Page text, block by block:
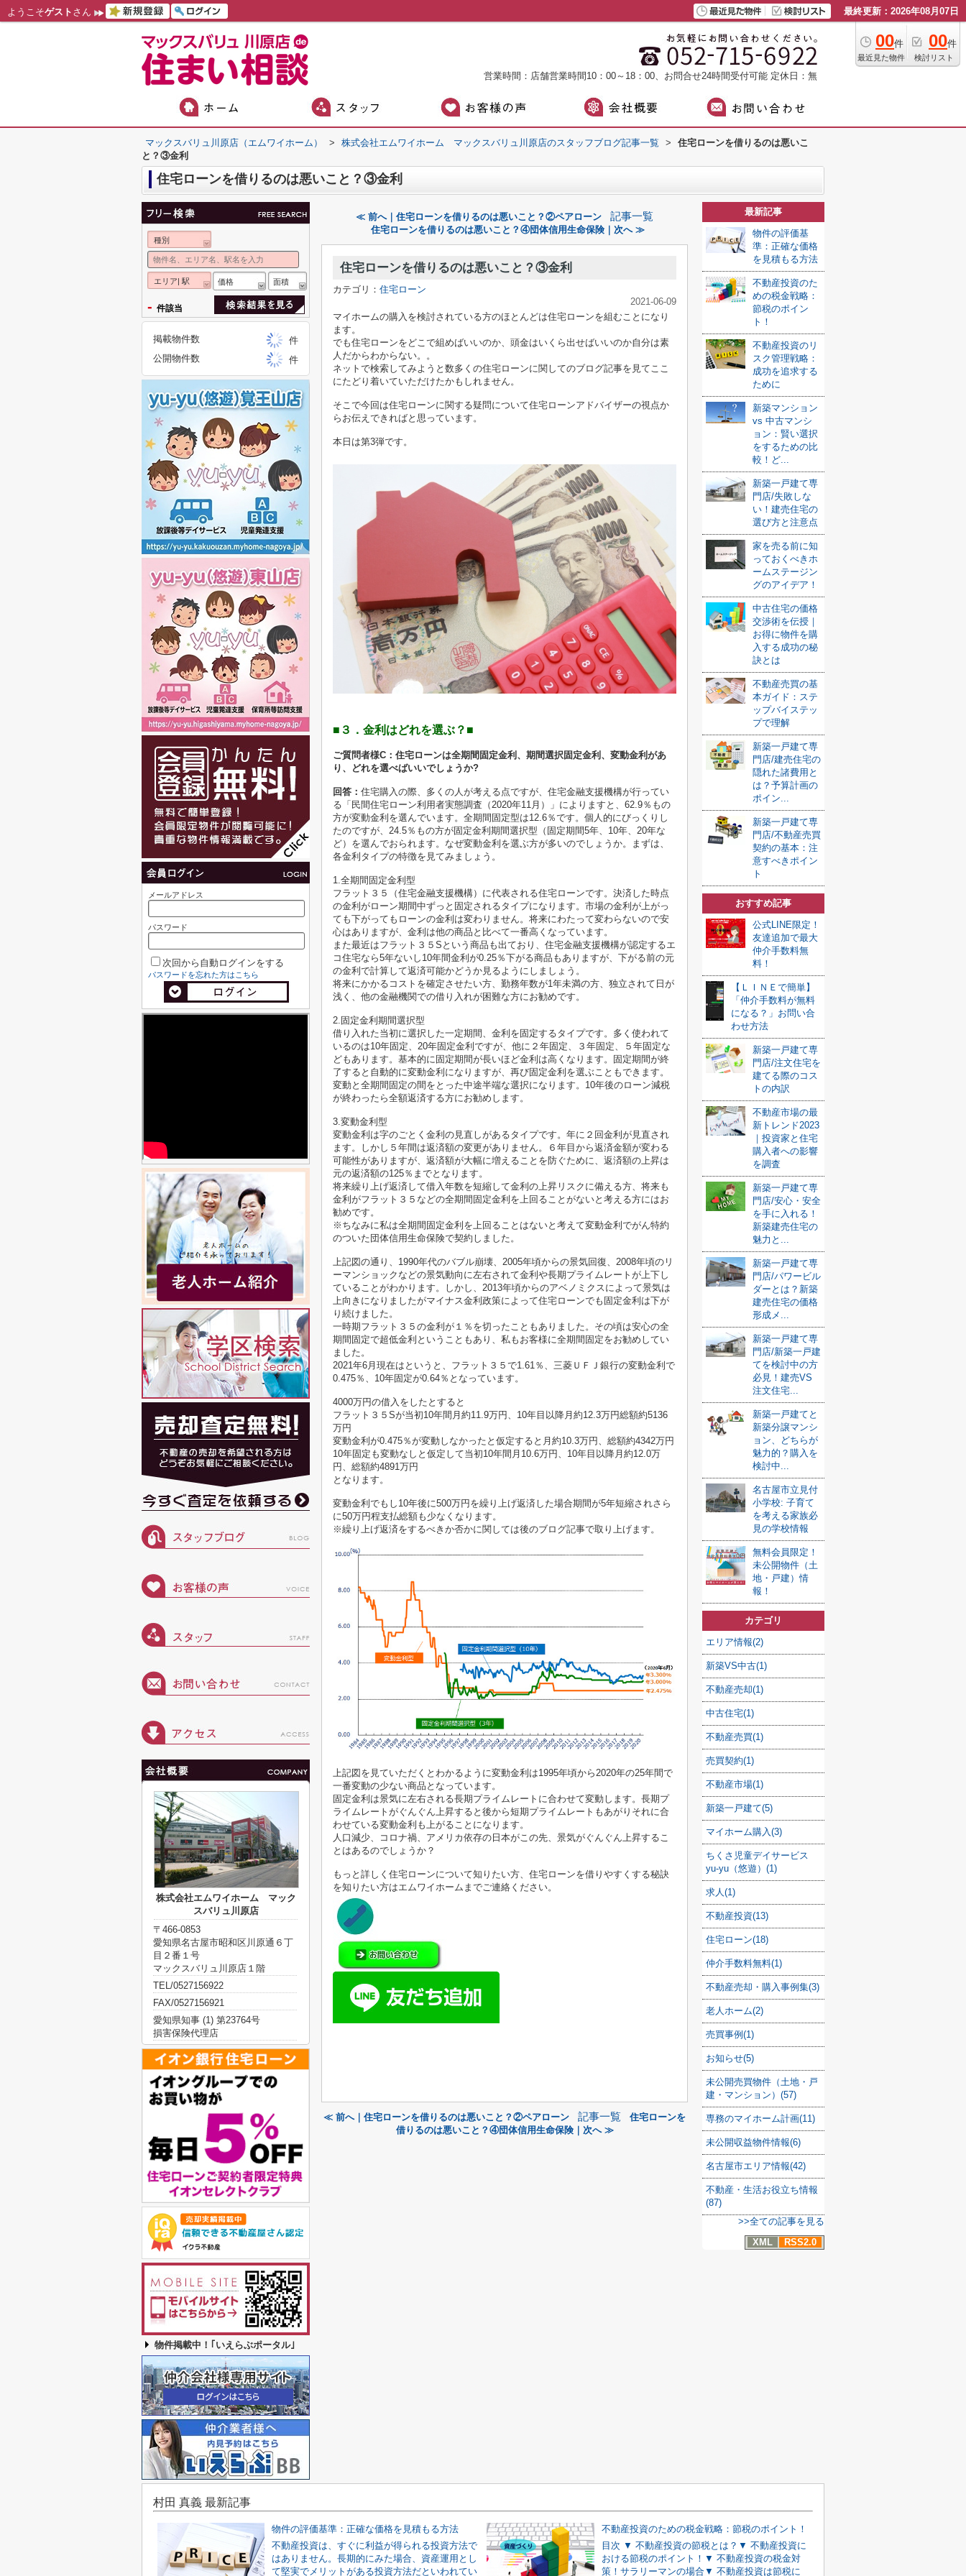
ようこそゲスト さん 最終更新：2026年08月07日
00件
最近見た物件
00件
検討リスト
営業時間：店舗営業時間10：00～18：00、お問合せ24時間受付可能 定休日：無
マックスバリュ川原店（エムワイホーム） > 株式会社エムワイホーム マックスバリュ川原店のスタッフブログ記事一覧 >
住宅ローンを借りるのは悪いこ
と？③金利
住宅ローンを借りるのは悪いこと？③金利
≪ 前へ｜住宅ローンを借りるのは悪いこと？②ペアローン 記事一覧
住宅ローンを借りるのは悪いこと？④団体信用生命保険｜次へ ≫
住宅ローンを借りるのは悪いこと？③金利
カテゴリ： 住宅ローン
2021-06-09
マイホームの購入を検討されている方のほとんどは住宅ローンを組むことになり
ます。
でも住宅ローンをどこで組めばいいのか、頭金はいくら出せばいいのか自分は素
人だからわからない。。
ネットで検索してみようと数多くの住宅ローンに関してのブログ記事を見てここ
にたどり着いていただけたかもしれません。
そこで今回は住宅ローンに関する疑問について住宅ローンアドバイザーの視点か
らお伝えできればと思っています。
本日は第3弾です。
■３．金利はどれを選ぶ？■
ご質問者様C：住宅ローンは全期間固定金利、期間選択固定金利、変動金利があ
り、どれを選べばいいでしょうか?
回答： 住宅購入の際、多くの人が考える点ですが、住宅金融支援機構が行ってい
る「民間住宅ローン利用者実態調査（2020年11月）」によりますと、62.9％もの
方が変動金利を選んでいます。全期間固定型は12.6％です。個人的にびっくりし
たのですが、24.5％もの方が固定金利期間選択型（固定期間5年、10年、20年な
ど）を選んでおられます。なぜ変動金利を選ぶ方が多いのでしょうか。まずは、
各金利タイプの特徴を見てみましょう。
1.全期間固定金利型
フラット３５（住宅金融支援機構）に代表される住宅ローンです。決済した時点
の金利がローン期間中ずっと固定されるタイプになります。市場の金利が上がっ
ても下がってもローンの金利は変わりません。将来にわたって変わらないので安
心はありますが、金利は他の商品と比べて一番高くなっています。
また最近はフラット３５Sという商品も出ており、住宅金融支援機構が認定するエ
コ住宅なら5年ないし10年間金利が0.25％下がる商品もありますが、下がる前の元
の金利で計算して返済可能かどうか見るようにしましょう。
将来にかかるコストを確定させたい方、勤務年数が1年未満の方、独立されて日が
浅く、他の金融機関での借り入れが困難な方にお勧めです。
2.固定金利期間選択型
借り入れた当初に選択した一定期間、金利を固定するタイプです。多く使われて
いるのは10年固定、20年固定金利ですが、他に２年固定、３年固定、５年固定な
どもあります。基本的に固定期間が長いほど金利は高くなります。固定期間が終
了すると自動的に変動金利になりますが、再び固定金利を選ぶこともできます。
変動と全期間固定の間をとった中途半端な選択になります。10年後のローン減税
が終わったら全額返済する方にお勧めします。
3.変動金利型
変動金利は字のごとく金利の見直しがあるタイプです。年に２回金利が見直され
ます。しかし５年間は返済額の変更がありません。６年目から返済金額が変わる
可能性がありますが、返済額が大幅に増えることを防ぐために、返済額の上昇は
元の返済額の125％までとなります。
将来繰り上げ返済して借入年数を短縮して金利の上昇リスクに備える方、将来も
金利がフラット３５などの全期間固定金利を上回ることがないと考える方にはお
勧めです。
※ちなみに私は全期間固定金利を上回ることはないと考えて変動金利でがん特約
のついた団体信用生命保険で契約しました。
上記図の通り、1990年代のバブル崩壊、2005年頃からの景気回復、2008年頃のリ
ーマンショックなどの景気動向に左右されて金利や長期プライムレートが上下し
ていることがわかります。しかし、2013年頃からのアベノミクスによって景気は
上向きになりましたがマイナス金利政策によって住宅ローンでも固定金利は下が
り続けました。
一時期フラット３５の金利が１％を切ったこともありました。その頃は安心の全
期間固定で超低金利ということもあり、私もお客様に全期間固定をお勧めしてい
ました。
2021年6月現在はというと、フラット３５で1.61％、三菱ＵＦＪ銀行の変動金利で
0.475％、10年固定が0.64％となっています。
4000万円の借入をしたとすると
フラット３５Sが当初10年間月約11.9万円、10年目以降月約12.3万円総額約5136
万円
変動金利が0.475％が変動しなかったと仮定すると月約10.3万円、総額約4342万円
10年固定も変動なしと仮定して当初10年間月10.6万円、10年目以降月約12.0万
円、総額約4891万円
となります。
変動金利でもし10年後に500万円を繰り上げ返済した場合期間が5年短縮されさら
に50万円程支払総額も少なくなります。
※繰り上げ返済をするべきか否かに関しては後のブログ記事で取り上げます。
上記図を見ていただくとわかるように変動金利は1995年頃から2020年の25年間で
一番変動の少ない商品となっています。
固定金利は景気に左右される長期プライムレートに合わせて変動します。長期プ
ライムレートがぐんぐん上昇すると後から短期プライムレートもあがりそれに合
わせている変動金利も上がることになります。
人口減少、コロナ禍、アメリカ依存の日本がこの先、景気がぐんぐん上昇するこ
とはあるのでしょうか？
もっと詳しく住宅ローンについて知りたい方、住宅ローンを借りやすくする秘訣
を知りたい方はエムワイホームまでご連絡ください。
≪ 前へ｜住宅ローンを借りるのは悪いこと？②ペアローン 記事一覧
住宅ローンを
借りるのは悪いこと？④団体信用生命保険｜次へ ≫
最新記事
物件の評価基
準：正確な価格
を見積もる方法
不動産投資のた
めの税金戦略：
節税のポイン
ト！
不動産投資のリ
スク管理戦略：
成功を追求する
ために
新築マンション
vs 中古マンシ
ョン：賢い選択
をするための比
較！ど...
新築一戸建て専
門店/失敗しな
い！建売住宅の
選び方と注意点
家を売る前に知
っておくべきホ
ームステージン
グのアイデア！
中古住宅の価格
交渉術を伝授｜
お得に物件を購
入する成功の秘
訣とは
不動産売買の基
本ガイド：ステ
ップバイステッ
プで理解
新築一戸建て専
門店/建売住宅の
隠れた諸費用と
は？予算計画の
ポイン...
新築一戸建て専
門店/不動産売買
契約の基本：注
意すべきポイン
ト
おすすめ記事
公式LINE限定！
友達追加で最大
仲介手数料無
料！
【ＬＩＮＥで簡単】
「仲介手数料が無料
になる？」お問い合
わせ方法
新築一戸建て専
門店/注文住宅を
建てる際のコス
トの内訳
不動産市場の最
新トレンド2023
｜投資家と住宅
購入者への影響
を調査
新築一戸建て専
門店/安心・安全
を手に入れる！
新築建売住宅の
魅力と...
新築一戸建て専
門店/パワービル
ダーとは？新築
建売住宅の価格
形成メ...
新築一戸建て専
門店/新築一戸建
てを検討中の方
必見！建売VS
注文住宅...
新築一戸建てと
新築分譲マンシ
ョン、どちらが
魅力的？購入を
検討中...
名古屋市立見付
小学校: 子育て
を考える家族必
見の学校情報
無料会員限定！
未公開物件（土
地・戸建）情
報！
カテゴリ
エリア情報(2)
新築VS中古(1)
不動産売却(1)
中古住宅(1)
不動産売買(1)
売買契約(1)
不動産市場(1)
新築一戸建て(5)
マイホーム購入(3)
ちくさ児童デイサービス
yu-yu（悠遊）(1)
求人(1)
不動産投資(13)
住宅ローン(18)
仲介手数料無料(1)
不動産売却・購入事例集(3)
老人ホーム(2)
売買事例(1)
お知らせ(5)
未公開売買物件（土地・戸
建・マンション）(57)
専務のマイホーム計画(11)
未公開収益物件情報(6)
名古屋市エリア情報(42)
不動産・生活お役立ち情報
(87)
>>全ての記事を見る
XML
RSS2.0
種別
エリア| 駅 価格 面積
- 件該当
掲載物件数
件
公開物件数
件
メールアドレス
パスワード
次回から自動ログインをする
パスワードを忘れた方はこちら
株式会社エムワイホーム マック
スバリュ川原店
〒466-0853
愛知県名古屋市昭和区川原通６丁
目２番１号
マックスバリュ川原店１階
TEL/0527156922
FAX/0527156921
愛知県知事 (1) 第23764号
損害保険代理店
物件掲載中！｢いえらぶポータル｣
村田 真義 最新記事
物件の評価基準：正確な価格を見積もる方法
不動産投資は、すぐに利益が得られる投資方法で
はありません。長期的にみた場合、資産運用とし
て堅実でメリットがある投資方法だといわれてい
不動産投資のための税金戦略：節税のポイント！
目次 ▼ 不動産投資の節税とは？▼ 不動産投資に
おける節税のポイント！▼ 不動産投資の税金対
策！サラリーマンの場合▼ 不動産投資は節税に